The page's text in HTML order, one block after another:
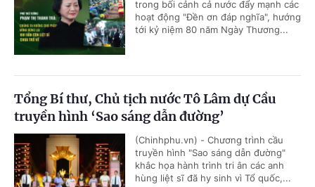
trong bối cảnh cả nước đẩy mạnh các
hoạt động "Đền ơn đáp nghĩa", hướng
tới kỷ niệm 80 năm Ngày Thương...
Tổng Bí thư, Chủ tịch nước Tô Lâm dự Cầu
truyền hình ‘Sao sáng dẫn đường’
(Chinhphu.vn) - Chương trình cầu
truyền hình "Sao sáng dẫn đường"
khắc họa hành trình tri ân các anh
hùng liệt sĩ đã hy sinh vì Tổ quốc,...